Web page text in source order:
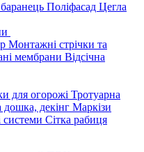
Поліфасад Цегла
Монтажні стрічки та
мембрани Відсічна
для огорожі Тротуарна
дошка, декінг Маркізи
системи Сітка рабиця